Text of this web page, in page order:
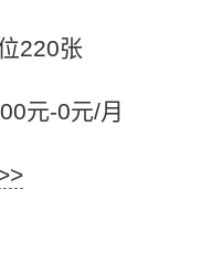
220张
元-0元/月